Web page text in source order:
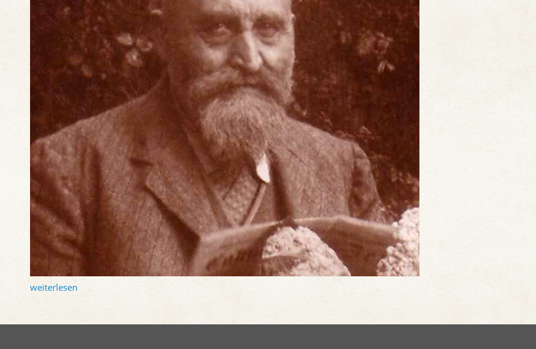
weiterlesen